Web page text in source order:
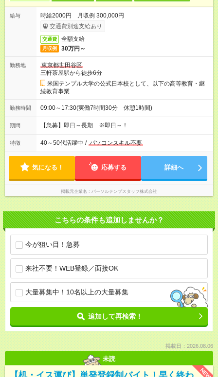
給与
時給2000円 月収例 300,000円
交通費別途支給あり
交通費 全額支給
月収例 30万円～
勤務地
東京都世田谷区
三軒茶屋駅から徒歩6分
米国テンプル大学の公式日本校として、以下の高等教育・継
続教育事業
勤務時間 09:00～17:30(実働7時間30分 休憩1時間)
期間 【急募】即日～長期 ※即日～！
特徴 40～50代活躍中 / パソコンスキル不要
気になる！ 応募する 詳細へ
掲載元企業名 パーソルテンプスタッフ株式会社
こちらの条件も追加しませんか？
今が狙い目！急募
来社不要！WEB登録／面接OK
大量募集中！10名以上の大量募集
追加して再検索！
掲載日：2026.08.06
未読
NEW
【机・イス運び】単発登録制バイト！早く終わ